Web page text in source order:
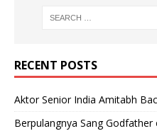
RECENT POSTS
Aktor Senior India Amitabh
Berpulangnya Sang